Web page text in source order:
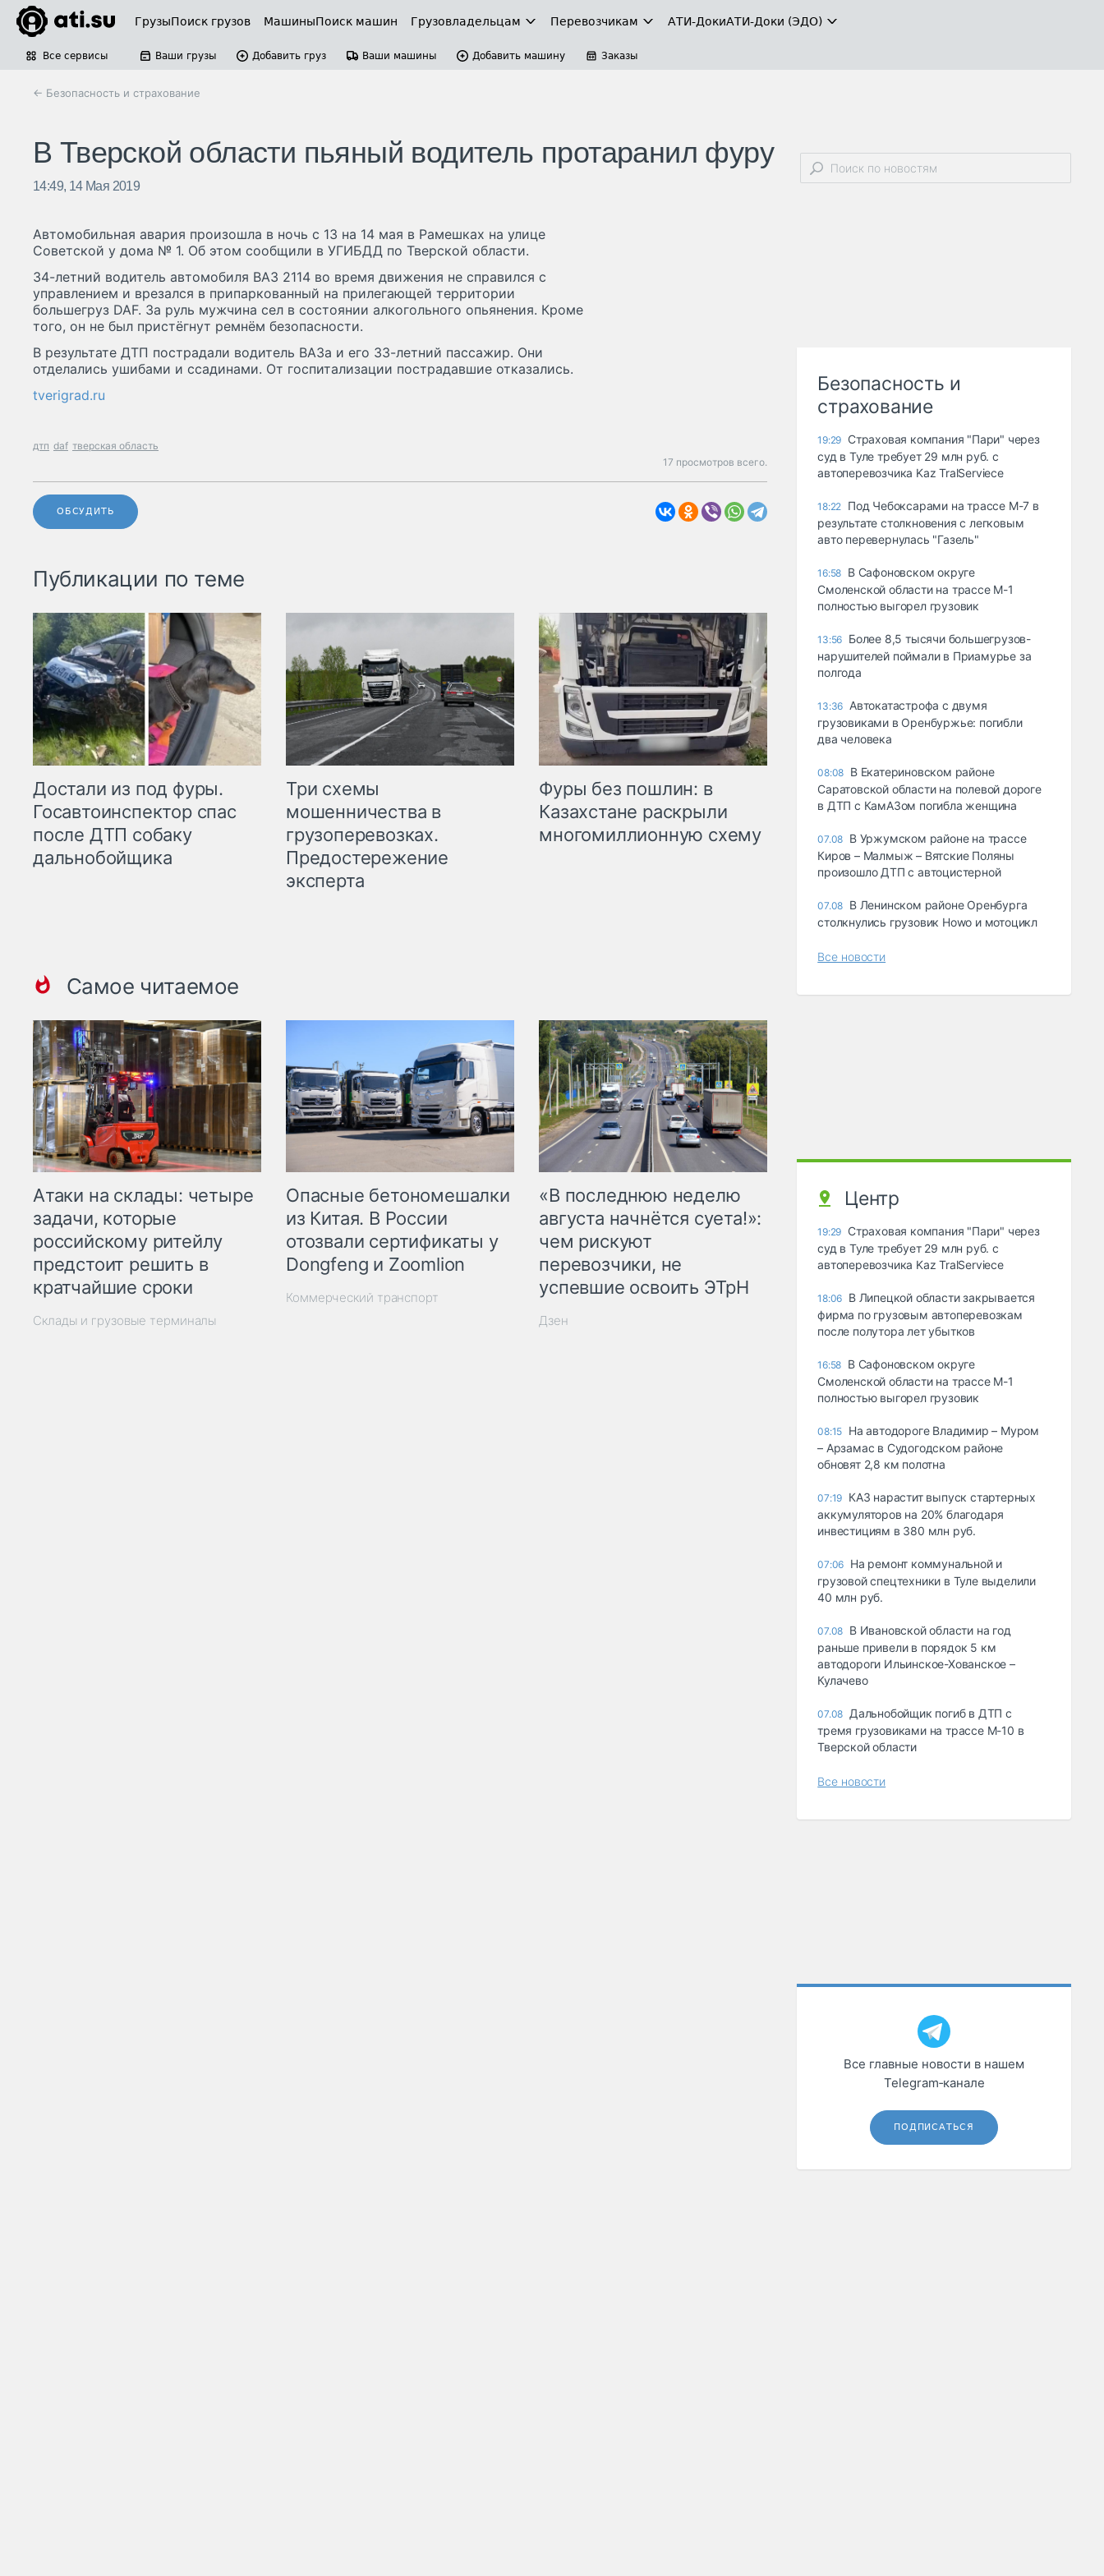
ГрузыПоиск грузов МашиныПоиск машин Грузовладельцам Перевозчикам АТИ-ДокиАТИ-Доки (ЭДО)
Все сервисы Ваши грузы Добавить груз Ваши машины Добавить машину Заказы
← Безопасность и страхование
В Тверской области пьяный водитель протаранил фуру
14:49, 14 Мая 2019
Автомобильная авария произошла в ночь с 13 на 14 мая в Рамешках на улице
Советской у дома № 1. Об этом сообщили в УГИБДД по Тверской области.
34-летний водитель автомобиля ВАЗ 2114 во время движения не справился с
управлением и врезался в припаркованный на прилегающей территории
большегруз DAF. За руль мужчина сел в состоянии алкогольного опьянения. Кроме
того, он не был пристёгнут ремнём безопасности.
В результате ДТП пострадали водитель ВАЗа и его 33-летний пассажир. Они
отделались ушибами и ссадинами. От госпитализации пострадавшие отказались.
tverigrad.ru
дтп daf тверская область
17 просмотров всего.
ОБСУДИТЬ
Публикации по теме
Достали из под фуры.
Госавтоинспектор спас
после ДТП собаку
дальнобойщика
Три схемы
мошенничества в
грузоперевозках.
Предостережение
эксперта
Фуры без пошлин: в
Казахстане раскрыли
многомиллионную схему
Самое читаемое
Атаки на склады: четыре
задачи, которые
российскому ритейлу
предстоит решить в
кратчайшие сроки
Склады и грузовые терминалы
Опасные бетономешалки
из Китая. В России
отозвали сертификаты у
Dongfeng и Zoomlion
Коммерческий транспорт
«В последнюю неделю
августа начнётся суета!»:
чем рискуют
перевозчики, не
успевшие освоить ЭТрН
Дзен
Безопасность и
страхование
19:29 Страховая компания "Пари" через
суд в Туле требует 29 млн руб. с
автоперевозчика Kaz TralServiece
18:22 Под Чебоксарами на трассе М-7 в
результате столкновения с легковым
авто перевернулась "Газель"
16:58 В Сафоновском округе
Смоленской области на трассе М-1
полностью выгорел грузовик
13:56 Более 8,5 тысячи большегрузов-
нарушителей поймали в Приамурье за
полгода
13:36 Автокатастрофа с двумя
грузовиками в Оренбуржье: погибли
два человека
08:08 В Екатериновском районе
Саратовской области на полевой дороге
в ДТП с КамАЗом погибла женщина
07.08 В Уржумском районе на трассе
Киров – Малмыж – Вятские Поляны
произошло ДТП с автоцистерной
07.08 В Ленинском районе Оренбурга
столкнулись грузовик Howo и мотоцикл
Все новости
Центр
19:29 Страховая компания "Пари" через
суд в Туле требует 29 млн руб. с
автоперевозчика Kaz TralServiece
18:06 В Липецкой области закрывается
фирма по грузовым автоперевозкам
после полутора лет убытков
16:58 В Сафоновском округе
Смоленской области на трассе М-1
полностью выгорел грузовик
08:15 На автодороге Владимир – Муром
– Арзамас в Судогодском районе
обновят 2,8 км полотна
07:19 КАЗ нарастит выпуск стартерных
аккумуляторов на 20% благодаря
инвестициям в 380 млн руб.
07:06 На ремонт коммунальной и
грузовой спецтехники в Туле выделили
40 млн руб.
07.08 В Ивановской области на год
раньше привели в порядок 5 км
автодороги Ильинское-Хованское –
Кулачево
07.08 Дальнобойщик погиб в ДТП с
тремя грузовиками на трассе М-10 в
Тверской области
Все новости
Все главные новости в нашем
Telegram‑канале
ПОДПИСАТЬСЯ